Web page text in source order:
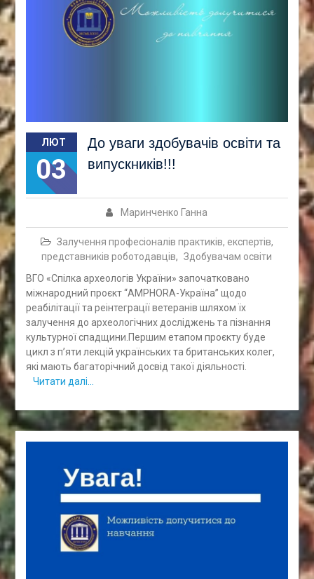
ЛЮТ
03
До уваги здобувачів освіти та
випускників!!!
Маринченко Ганна
Залучення професіоналів практиків, експертів,
представників роботодавців, Здобувачам освіти
ВГО «Спілка археологів України» започатковано
міжнародний проєкт “AMPHORA-Україна” щодо
реабілітації та реінтеграції ветеранів шляхом їх
залучення до археологічних досліджень та пізнання
культурної спадщини.Першим етапом проєкту буде
цикл з п’яти лекцій українських та британських колег,
які мають багаторічний досвід такої діяльності.
Читати далі…